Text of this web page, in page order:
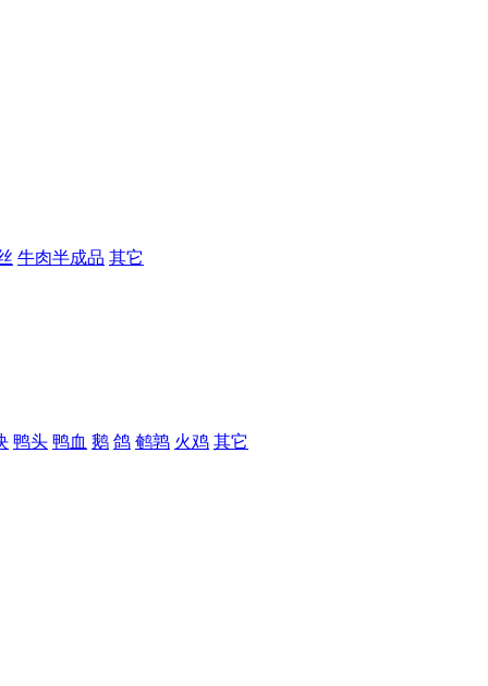
牛肉半成品 其它
鸭头 鸭血 鹅 鸽 鹌鹑 火鸡 其它